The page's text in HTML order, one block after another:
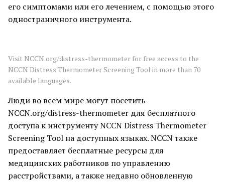
его симптомами или его лечением, с помощью этого
одностраничного инструмента.
Visit NCCN.org/distress-thermometer for free access to the
NCCN Distress Thermometer Screening Tool in more than 70
available languages.
Люди во всем мире могут посетить
NCCN.org/distress-thermometer для бесплатного
доступа к инструменту NCCN Distress Thermometer
Screening Tool на доступных языках. NCCN также
предоставляет бесплатные ресурсы для
медицинских работников по управлению
расстройствами, а также недавно обновленную